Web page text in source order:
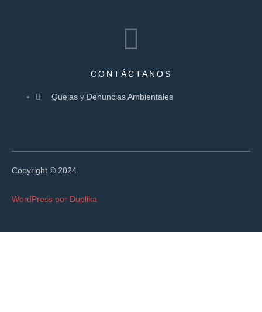
CONTÁCTANOS
Quejas y Denuncias Ambientales
Copyright © 2024
WordPress por Duplika